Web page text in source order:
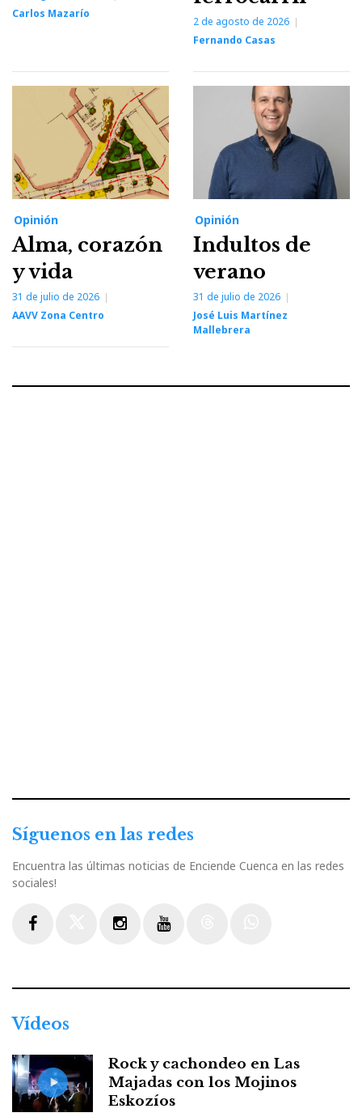
Carlos Mazarío
2 de agosto de 2026
Fernando Casas
Opinión
Alma, corazón
y vida
31 de julio de 2026
AAVV Zona Centro
Opinión
Indultos de
verano
31 de julio de 2026
José Luis Martínez
Mallebrera
Síguenos en las redes
Encuentra las últimas noticias de Enciende Cuenca en las redes
sociales!
Vídeos
Rock y cachondeo en Las
Majadas con los Mojinos
Eskozíos